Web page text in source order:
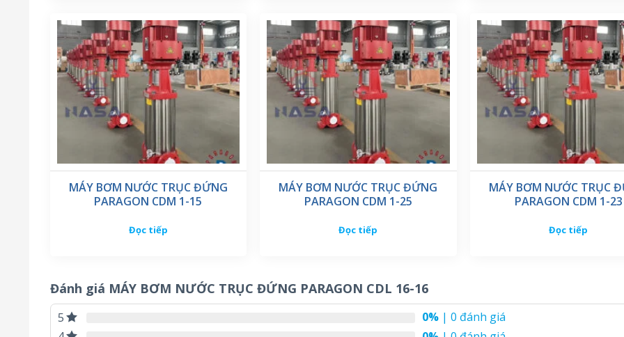
MÁY BƠM NƯỚC TRỤC ĐỨNG
PARAGON CDM 1-15
Đọc tiếp
MÁY BƠM NƯỚC TRỤC ĐỨNG
PARAGON CDM 1-25
Đọc tiếp
MÁY BƠM NƯỚC TRỤC
PARAGON CDM 1-23
Đọc tiếp
Đánh giá MÁY BƠM NƯỚC TRỤC ĐỨNG PARAGON CDL 16-16
5 0% | 0 đánh giá